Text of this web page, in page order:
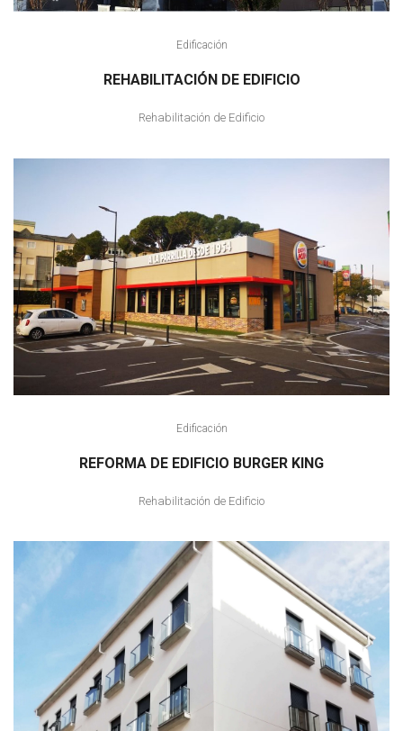
Edificación
REHABILITACIÓN DE EDIFICIO
Rehabilitación de Edificio
Edificación
REFORMA DE EDIFICIO BURGER KING
Rehabilitación de Edificio